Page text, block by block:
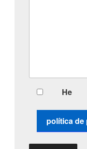
He
política de